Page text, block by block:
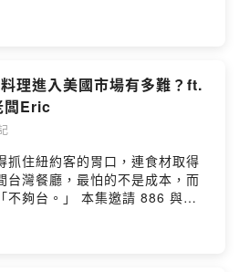
面對危機、轉念應變的勇氣與
的贊
我繼續創作吧！
podcasts/36d92788-1be3-
題？
886老闆Eric 在紐約開台式熱炒
或是想聽特定主
填寫：
商業合作請私訊
理進入美國市場有多難？ft.
闆Eric
抓住紐約客的胃口，連食材取得
台灣餐廳，最怕的不是成本，而
不夠台。」 本集邀請 886 與
，把台灣菜端上紐約的餐桌。